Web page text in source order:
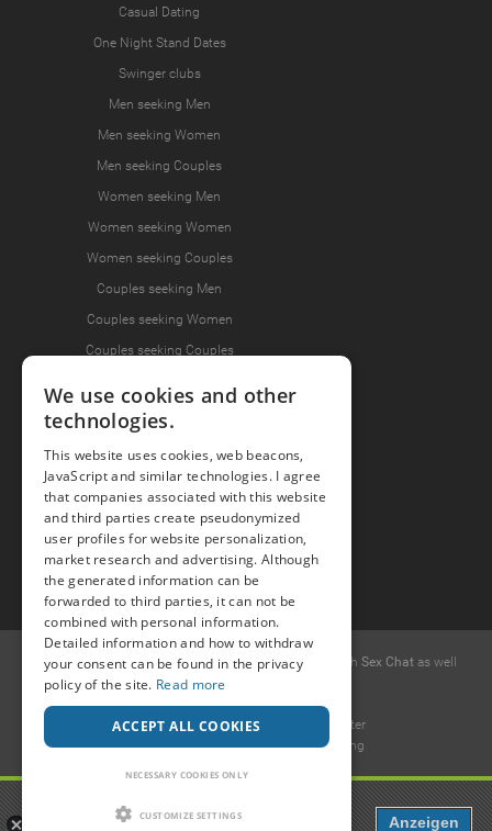
Casual Dating
One Night Stand Dates
Swinger clubs
Men seeking Men
Men seeking Women
Men seeking Couples
Women seeking Men
Women seeking Women
Women seeking Couples
Couples seeking Men
Couples seeking Women
Couples seeking Couples
Join the Fun
Press Area
Invite Friends
© 2015 -2026 Popcorn .dating -Free casual dates with Sex Chatas well
asErotic Discussions
Ideawise Limited
Unit 603A, 6/F, Tower 1 Admiralty Center
18 Harcourt Road, Admiralty, Hong Kong
Payment and debt collection take place by Compay GmbH, Mettmanner
Dating, Chat & more Anzeigen
We use cookies and other
technologies.
This website uses cookies, web beacons,
JavaScript and similar technologies. I agree
that companies associated with this website
and third parties create pseudonymized
user profiles for website personalization,
market research and advertising. Although
the generated information can be
forwarded to third parties, it can not be
combined with personal information.
Detailed information and how to withdraw
your consent can be found in the privacy
policy of the site. Read more
ACCEPT ALL COOKIES
NECESSARY COOKIES ONLY
CUSTOMIZE SETTINGS